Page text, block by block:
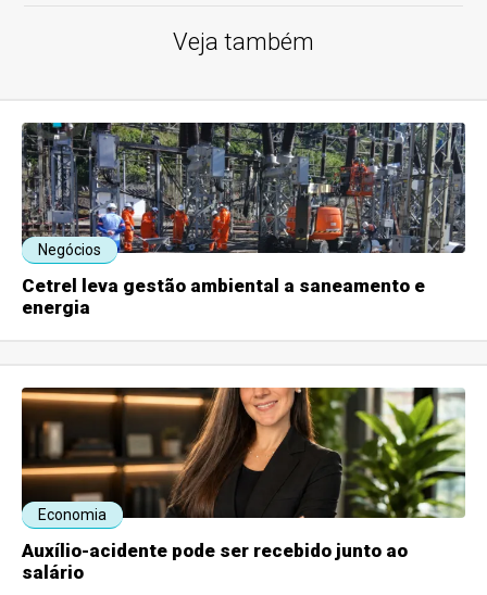
Veja também
Negócios
Cetrel leva gestão ambiental a saneamento e
energia
Economia
Auxílio-acidente pode ser recebido junto ao
salário